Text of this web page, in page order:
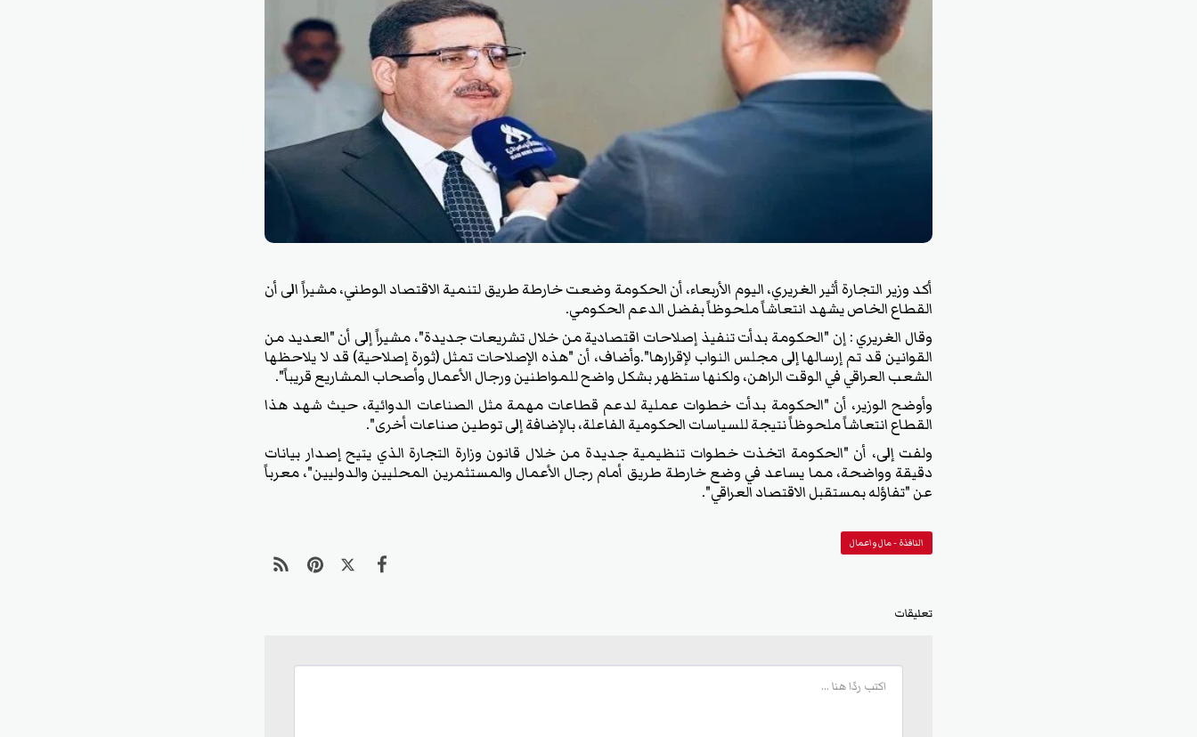
أكد وزير التجارة أثير الغريري، اليوم الأربعاء، أن الحكومة وضعت خارطة طريق لتنمية الاقتصاد الوطني، مشيراً الى أن
القطاع الخاص يشهد انتعاشاً ملحوظاً بفضل الدعم الحكومي.
وقال الغريري : إن "الحكومة بدأت تنفيذ إصلاحات اقتصادية من خلال تشريعات جديدة"، مشيراً إلى أن "العديد من
القوانين قد تم إرسالها إلى مجلس النواب لإقرارها".وأضاف، أن "هذه الإصلاحات تمثل (ثورة إصلاحية) قد لا يلاحظها
الشعب العراقي في الوقت الراهن، ولكنها ستظهر بشكل واضح للمواطنين ورجال الأعمال وأصحاب المشاريع قريباً".
وأوضح الوزير، أن "الحكومة بدأت خطوات عملية لدعم قطاعات مهمة مثل الصناعات الدوائية، حيث شهد هذا
القطاع انتعاشاً ملحوظاً نتيجة للسياسات الحكومية الفاعلة، بالإضافة إلى توطين صناعات أخرى".
ولفت إلى، أن "الحكومة اتخذت خطوات تنظيمية جديدة من خلال قانون وزارة التجارة الذي يتيح إصدار بيانات
دقيقة وواضحة، مما يساعد في وضع خارطة طريق أمام رجال الأعمال والمستثمرين المحليين والدوليين"، معرباً
عن "تفاؤله بمستقبل الاقتصاد العراقي".
النافذة - مال واعمال
تعليقات